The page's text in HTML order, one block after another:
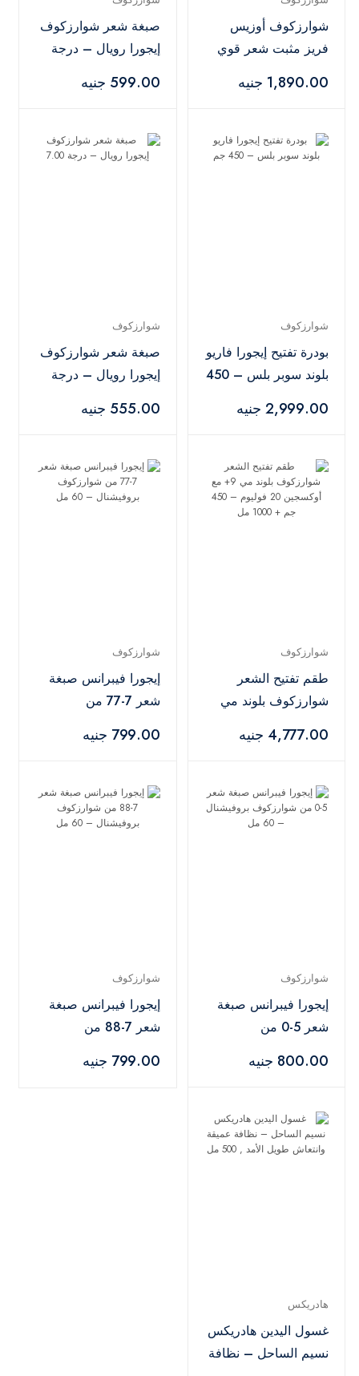
شوارزكوف أوزيس
فريز مثبت شعر قوي
1,890.00 جنيه
صبغة شعر شوارزكوف
إيجورا رويال – درجة
599.00 جنيه
شوارزكوف
بودرة تفتيح إيجورا فاريو
بلوند سوبر بلس – 450
2,999.00 جنيه
شوارزكوف
صبغة شعر شوارزكوف
إيجورا رويال – درجة
555.00 جنيه
شوارزكوف
طقم تفتيح الشعر
شوارزكوف بلوند مي
فوليوم – 450 جم +
4,777.00 جنيه
شوارزكوف
إيجورا فيبرانس صبغة
شعر 7-77 من
– 60 مل
799.00 جنيه
شوارزكوف
إيجورا فيبرانس صبغة
شعر 5-0 من
– 60 مل
800.00 جنيه
شوارزكوف
إيجورا فيبرانس صبغة
شعر 7-88 من
– 60 مل
799.00 جنيه
هادريكس
غسول اليدين هادريكس
نسيم الساحل – نظافة